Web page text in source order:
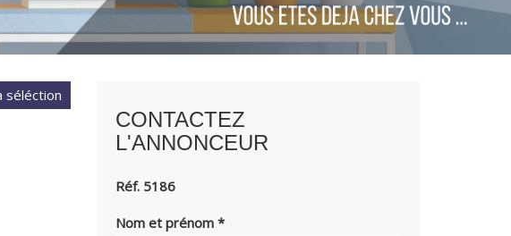
CONTACTEZ
L'ANNONCEUR
Réf. 5186
Nom et prénom *